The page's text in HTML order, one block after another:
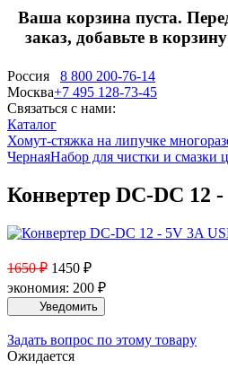
Ваша корзина пуста.
заказ, добавьте в
Россия
8 800 200-76-14
Москва+7 495 128-73-45
Связаться с нами:
Каталог
Хомут-стяжка на липучке
ЧернаяНабор для чистки и смазки
Конвертер DC-DC 12
1650₽ 1450 ₽
экономия: 200 ₽
Задать вопрос по этому товару
Ожидается